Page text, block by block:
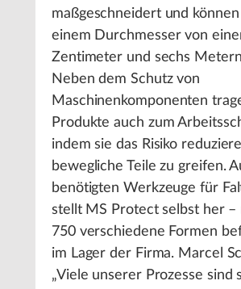
maßgeschneidert und
einem Durchmesser von
Zentimeter und sechs
Neben dem Schutz von
Maschinenkomponenten
Produkte auch zum
indem sie das Risiko
bewegliche Teile zu greifen.
benötigten Werkzeuge für
stellt MS Protect selbst her –
750 verschiedene Formen
im Lager der Firma. Marcel
„Viele unserer Prozesse sind